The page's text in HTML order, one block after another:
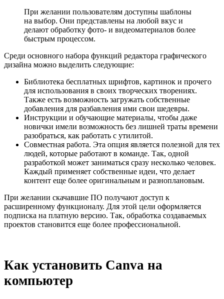
При желании пользователям доступны шаблоны
на выбор. Они представлены на любой вкус и
делают обработку фото- и видеоматериалов более
быстрым процессом.
Среди основного набора функций редактора графического
дизайна можно выделить следующие:
Библиотека бесплатных шрифтов, картинок и прочего
для использования в своих творческих творениях.
Также есть возможность загружать собственные
добавления для разбавления ими свои шедевры.
Инструкции и обучающие материалы, чтобы даже
новички имели возможность без лишней траты времени
разобраться, как работать с утилитой.
Совместная работа. Эта опция является полезной для тех
людей, которые работают в команде. Так, одной
разработкой может заниматься сразу несколько человек.
Каждый применяет собственные идеи, что делает
контент еще более оригинальным и разноплановым.
При желании скачавшие ПО получают доступ к
расширенному функционалу. Для этой цели оформляется
подписка на платную версию. Так, обработка создаваемых
проектов становится еще более профессиональной.
Как установить Canva на
компьютер